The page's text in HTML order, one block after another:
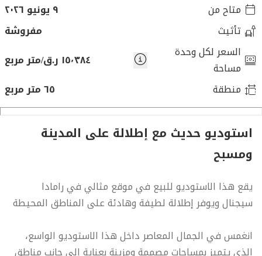
متاح من
٩ يونيو ٢٠٢٦
تأثيث
مفروشة
السعر لكل وحدة
مساحة
١٥٬٣٨٤ ر.ق/متر مربع
منطقة
٦٥ متر مربع
استوديو حديث مع إطلالة على المدينة
ومسبح
يقع هذا الاستوديو للبيع في موقع مثالي في رامادا
سيجنال ويوفر إطلالة لطيفة وهادئة على المناطق المحيطة
انغمس في الجمال المعاصر داخل هذا الاستوديو الواسع،
الذي يتميز بمساحات مصممة ومزينة بعناية إلى جانب مناطق